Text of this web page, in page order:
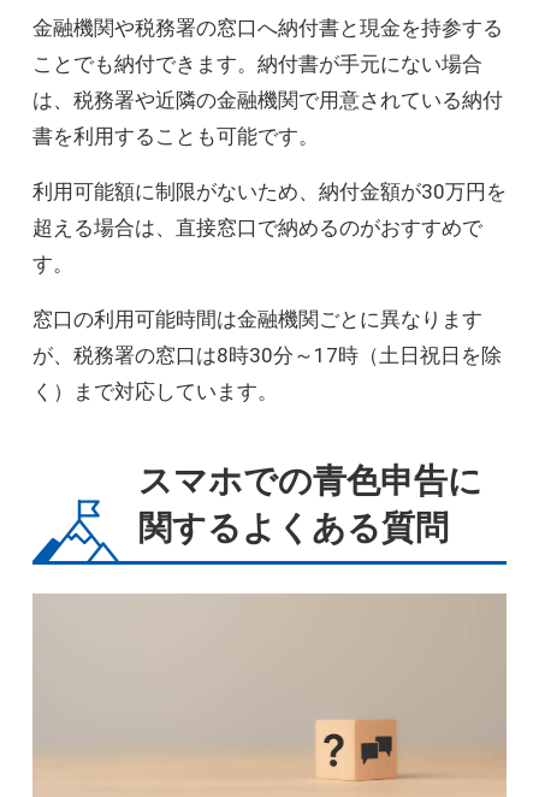
金融機関や税務署の窓口へ納付書と現金を持参する
ことでも納付できます。納付書が手元にない場合
は、税務署や近隣の金融機関で用意されている納付
書を利用することも可能です。
利用可能額に制限がないため、納付金額が30万円を
超える場合は、直接窓口で納めるのがおすすめで
す。
窓口の利用可能時間は金融機関ごとに異なります
が、税務署の窓口は8時30分～17時（土日祝日を除
く）まで対応しています。
スマホでの青色申告に
関するよくある質問